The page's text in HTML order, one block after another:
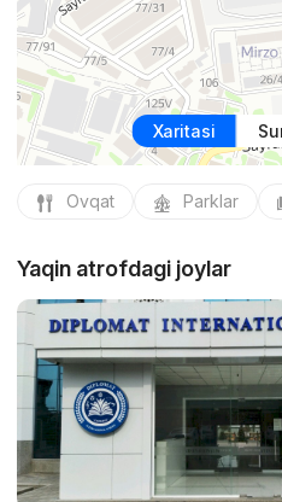
Xaritasi
Ovqat Parklar
Yaqin atrofdagi joylar